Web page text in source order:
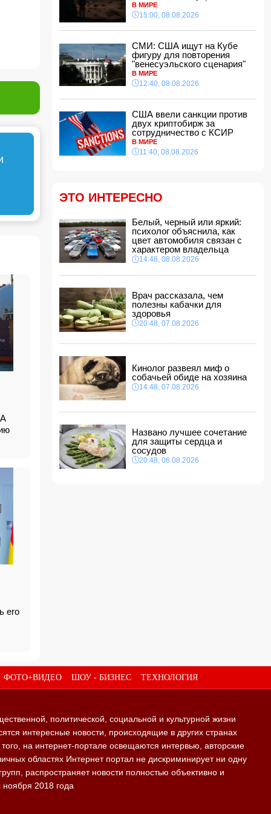
его
14:00, 08.08.2026
12:48, 08.08.2026
СМИ: США ищут на Кубе фигуру для
повторения "венесуэльского сценария"
12:40, 08.08.2026
В Сахалинской области произошло
землетрясение магнитудой 5.3
12:34, 08.08.2026
Новая Зеландия ввела 35-й пакет санкций
против России
12:28, 08.08.2026
12:12, 08.08.2026
продукты
12:00, 08.08.2026
В Гобустанском районе Hyundai врезался в
фонарный столб: есть погибший
за сотрудничество с КСИР
11:40, 08.08.2026
Фон дер Ляйен захотела пресечь доходы
России «со всех сторон»
Дочь Успенской решила взять фамилию
матери
11:32, 08.08.2026
В ФИФА прокомментировали обвинения
11:30, 08.08.2026
В МИРЕ
15:00, 08.08.2026
СМИ: США ищут на Кубе
фигуру для повторения
"венесуэльского сценария"
В МИРЕ
12:40, 08.08.2026
США ввели санкции против
двух криптобирж за
сотрудничество с КСИР
В МИРЕ
11:40, 08.08.2026
ЭТО ИНТЕРЕСНО
Белый, черный или яркий:
психолог объяснила, как
цвет автомобиля связан с
характером владельца
14:48, 08.08.2026
Врач рассказала, чем
полезны кабачки для
здоровья
20:48, 07.08.2026
Кинолог развеял миф о
собачьей обиде на хозяина
14:48, 07.08.2026
Названо лучшее сочетание
для защиты сердца и
сосудов
20:48, 06.08.2026
ФОТО+ВИДЕО ШОУ - БИЗНЕС ТЕХНОЛОГИЯ
политической, социальной и культурной жизни
интересные новости, происходящие в других странах
на интернет-портале освещаются интервью, авторские
областях Интернет портал не дискриминирует ни одну
распространяет новости полностью объективно и
ноября 2018 года